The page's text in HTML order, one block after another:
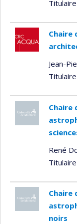
Titulaire
Chaire
Jean-
Titulaire
Chaire
René
Titulaire
Chaire
noirs